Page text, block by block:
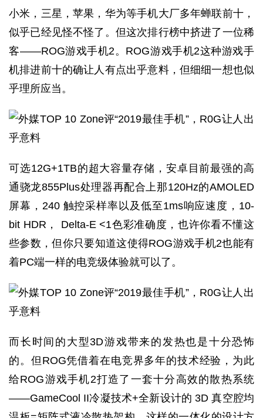
小米，三星，苹果，华为等手机大厂多年蝉联前十，
似乎已经见怪不怪了。但这次排行榜中挤进了一位稀
客——ROG游戏手机2。ROG游戏手机2这种游戏手
机排进前十的确让人有点出乎意料，但细细一想也似
乎理所应当。
可选12G+1TB的超大容量存储，安卓目前最强的高
通骁龙855Plus处理器再配合上那120Hz的AMOLED
屏幕，240 触控采样率以及低至1ms响应速度，10-
bit HDR， Delta-E <1色彩准确度，也许你看不懂这
些参数，但你只要知道这使得ROG游戏手机2也能有
着PC端一样的电竞级体验就可以了。
而长时间的大型3D游戏带来的发热也是十分恐怖
的。但ROG凭借着在电竞界多年的技术经验，为此
给ROG游戏手机2打造了一套十分高效的散热系统
——GameCool II冷凝技术+全新设计的 3D 真空腔均